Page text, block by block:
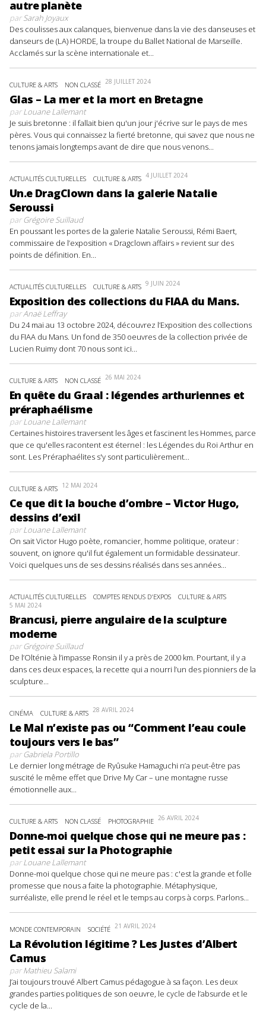
autre planète
parSarah Joyaux
Des coulisses aux calanques, bienvenue dans la vie des danseuses et
danseurs de (LA) HORDE, la troupe du Ballet National de Marseille.
Acclamés sur la scène internationale et...
CULTURE & ARTS NON CLASSÉ 28 JUILLET 2024
Glas – La mer et la mort en Bretagne
parLouane Lallemant
Je suis bretonne : il fallait bien qu'un jour j'écrive sur le pays de mes
pères. Vous qui connaissez la fierté bretonne, qui savez que nous ne
tenons jamais longtemps avant de dire que nous venons...
ACTUALITÉS CULTURELLES CULTURE & ARTS 4 JUILLET 2024
Un.e DragClown dans la galerie Natalie
Seroussi
parGrégoire Suillaud
En poussant les portes de la galerie Natalie Seroussi, Rémi Baert,
commissaire de l’exposition « Dragclown affairs » revient sur des
points de définition. En...
ACTUALITÉS CULTURELLES CULTURE & ARTS 9 JUIN 2024
Exposition des collections du FIAA du Mans.
parAnaë Leffray
Du 24 mai au 13 octobre 2024, découvrez l’Exposition des collections
du FIAA du Mans. Un fond de 350 oeuvres de la collection privée de
Lucien Ruimy dont 70 nous sont ici...
CULTURE & ARTS NON CLASSÉ 26 MAI 2024
En quête du Graal : légendes arthuriennes et
préraphaélisme
parLouane Lallemant
Certaines histoires traversent les âges et fascinent les Hommes, parce
que ce qu'elles racontent est éternel : les Légendes du Roi Arthur en
sont. Les Préraphaélites s'y sont particulièrement...
CULTURE & ARTS 12 MAI 2024
Ce que dit la bouche d’ombre – Victor Hugo,
dessins d’exil
parLouane Lallemant
On sait Victor Hugo poète, romancier, homme politique, orateur :
souvent, on ignore qu'il fut également un formidable dessinateur.
Voici quelques uns de ses dessins réalisés dans ses années...
ACTUALITÉS CULTURELLES COMPTES RENDUS D'EXPOS CULTURE & ARTS
5 MAI 2024
Brancusi, pierre angulaire de la sculpture
moderne
parGrégoire Suillaud
De l’Olténie à l’impasse Ronsin il y a près de 2000 km. Pourtant, il y a
dans ces deux espaces, la recette qui a nourri l’un des pionniers de la
sculpture...
CINÉMA CULTURE & ARTS 28 AVRIL 2024
Le Mal n’existe pas ou “Comment l’eau coule
toujours vers le bas”
parGabriela Portillo
Le dernier long métrage de Ryûsuke Hamaguchi n’a peut-être pas
suscité le même effet que Drive My Car – une montagne russe
émotionnelle aux...
CULTURE & ARTS NON CLASSÉ PHOTOGRAPHIE 26 AVRIL 2024
Donne-moi quelque chose qui ne meure pas :
petit essai sur la Photographie
parLouane Lallemant
Donne-moi quelque chose qui ne meure pas : c'est la grande et folle
promesse que nous a faite la photographie. Métaphysique,
surréaliste, elle prend le réel et le temps au corps à corps. Parlons...
MONDE CONTEMPORAIN SOCIÉTÉ 21 AVRIL 2024
La Révolution légitime ? Les Justes d’Albert
Camus
parMathieu Salami
J’ai toujours trouvé Albert Camus pédagogue à sa façon. Les deux
grandes parties politiques de son oeuvre, le cycle de l’absurde et le
cycle de la...